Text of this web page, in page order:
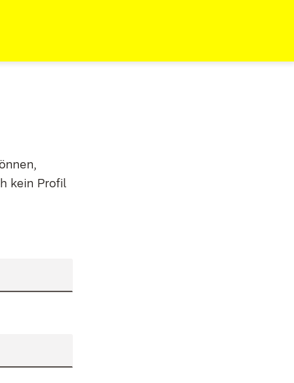
kein Profil